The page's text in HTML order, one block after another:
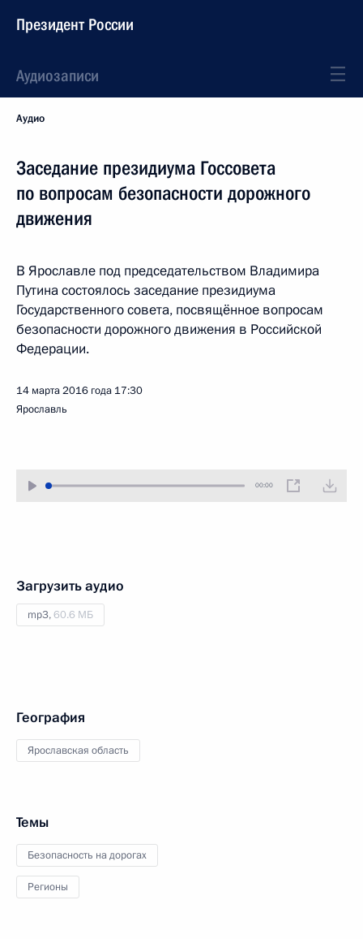
Президент России
Аудиозаписи
Аудио
Заседание президиума Госсовета
по вопросам безопасности дорожного
движения
В Ярославле под председательством Владимира
Путина состоялось заседание президиума
Государственного совета, посвящённое вопросам
безопасности дорожного движения в Российской
Федерации.
14 марта 2016 года 17:30
Ярославль
00:00
Загрузить аудио
mp3,60.6 МБ
География
Ярославская область
Темы
Безопасность на дорогах
Регионы